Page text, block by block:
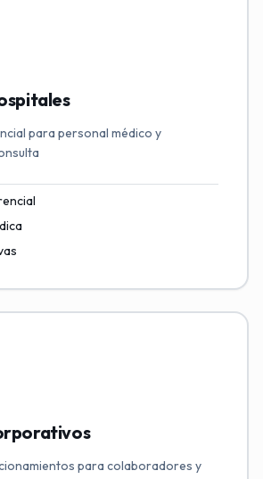
para personal médico y
para colaboradores y